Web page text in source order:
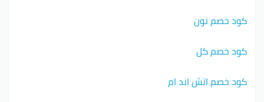
كود خصم نون
كود خصم كل
كود خصم اتش اند ام